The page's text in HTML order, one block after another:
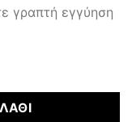
γραπτή εγγύηση